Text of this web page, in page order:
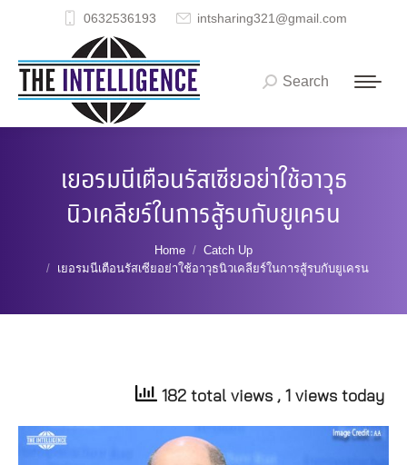
0632536193 intsharing321@gmail.com
Search:
Search
เยอรมนีเตือนรัสเซียอย่าใช้อาวุธ
นิวเคลียร์ในการสู้รบกับยูเครน
Home
Catch Up
เยอรมนีเตือนรัสเซียอย่าใช้อาวุธนิวเคลียร์ในการสู้รบกับยูเครน
182 total views , 1 views today